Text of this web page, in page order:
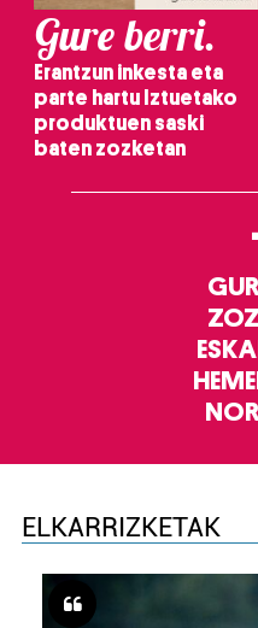
Gure berri.
Erantzun inkesta eta
parte hartu Iztuetako
produktuen saski
baten zozketan
ELKARRIZKETAK